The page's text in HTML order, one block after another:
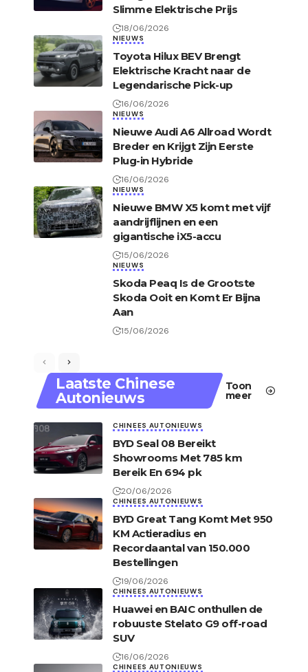
Slimme Elektrische Prijs
18/06/2026
NIEUWS
Toyota Hilux BEV Brengt
Elektrische Kracht naar de
Legendarische Pick-up
16/06/2026
NIEUWS
Nieuwe Audi A6 Allroad Wordt
Breder en Krijgt Zijn Eerste
Plug-in Hybride
16/06/2026
NIEUWS
Nieuwe BMW X5 komt met vijf
aandrijflijnen en een
gigantische iX5-accu
15/06/2026
NIEUWS
Skoda Peaq Is de Grootste
Skoda Ooit en Komt Er Bijna
Aan
15/06/2026
Laatste Chinese
Autonieuws
Toon
meer
CHINEES AUTONIEUWS
BYD Seal 08 Bereikt
Showrooms Met 785 km
Bereik En 694 pk
20/06/2026
CHINEES AUTONIEUWS
BYD Great Tang Komt Met 950
KM Actieradius en
Recordaantal van 150.000
Bestellingen
19/06/2026
CHINEES AUTONIEUWS
Huawei en BAIC onthullen de
robuuste Stelato G9 off-road
SUV
16/06/2026
CHINEES AUTONIEUWS